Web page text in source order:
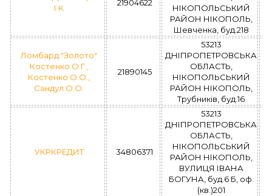
І К
21904622
НІКОПОЛЬСЬКИЙ
РАЙОН НІКОПОЛЬ,
Шевченка, буд.218
Ломбард "Золото"
Костенко О.Г.,
Костенко О.О.,
Сандул О.О.
21890145
53213
ДНІПРОПЕТРОВСЬКА
ОБЛАСТЬ,
НІКОПОЛЬСЬКИЙ
РАЙОН НІКОПОЛЬ,
Трубників, буд.16
УКРКРЕДИТ 34806371
53213
ДНІПРОПЕТРОВСЬКА
ОБЛАСТЬ,
НІКОПОЛЬСЬКИЙ
РАЙОН НІКОПОЛЬ,
ВУЛИЦЯ ІВАНА
БОГУНА, буд.6 Б, оф.
(кв.)201